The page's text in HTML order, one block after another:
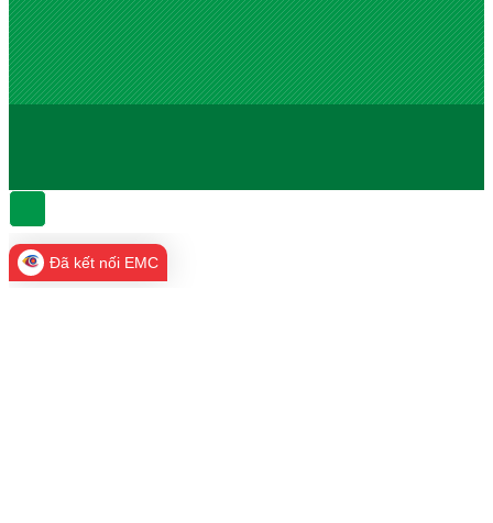
Đã kết nối EMC